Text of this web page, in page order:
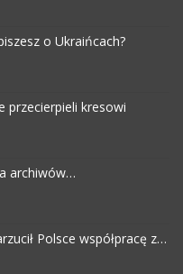
o Ukraińcach?
przecierpieli kresowi
archiwów…
Polsce współpracę z…